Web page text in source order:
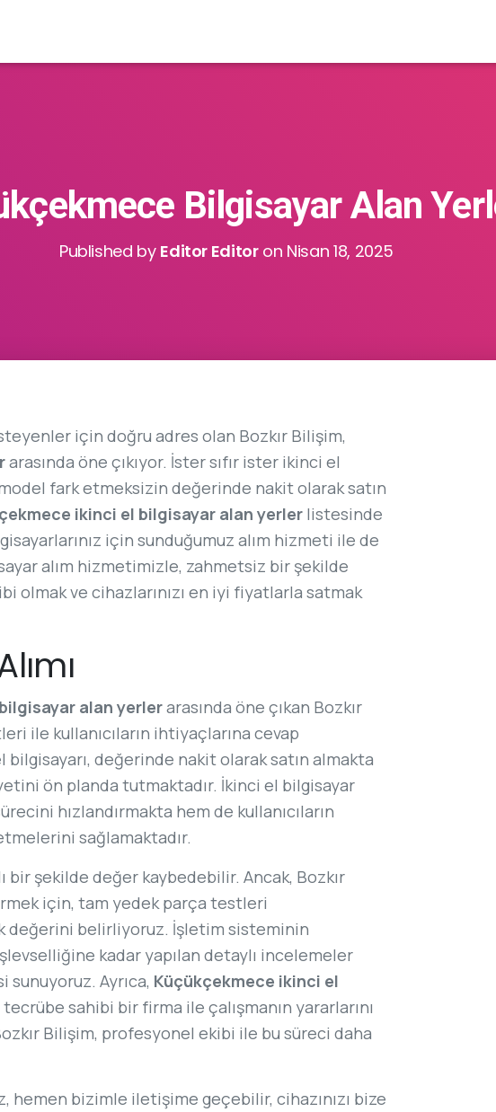
Bilgisayar Alan
Published by Editor Editoron Nisan 18, 2025
için doğru adres olan Bozkır Bilişim,
arasında öne çıkıyor. İster sıfır ister ikinci el
fark etmeksizin değerinde nakit olarak satın
ikinci el bilgisayar alan yerler listesinde
için sunduğumuz alım hizmeti ile de
alım hizmetimizle, zahmetsiz bir şekilde
olmak ve cihazlarınızı en iyi fiyatlarla satmak
alan yerlerarasında öne çıkan Bozkır
ile kullanıcıların ihtiyaçlarına cevap
değerinde nakit olarak satın almakta
ön planda tutmaktadır. İkinci el bilgisayar
hızlandırmakta hem de kullanıcıların
sağlamaktadır.
bir şekilde değer kaybedebilir. Ancak, Bozkır
için, tam yedek parça testleri
değerini belirliyoruz. İşletim sisteminin
kadar yapılan detaylı incelemeler
Ayrıca, Küçükçekmece ikinci el
sahibi bir firma ile çalışmanın yararlarını
Bilişim, profesyonel ekibi ile bu süreci daha
hemen bizimle iletişime geçebilir, cihazınızı bize